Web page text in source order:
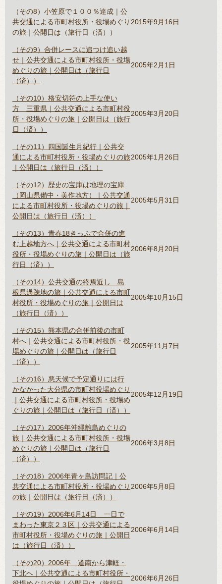
（その8）小笠原で１００％達成｜公
共交通による市町村役所・役場めぐり
の旅｜公開日は（旅行日（済））
2015年9月16日
（その9）合併レースに追つけ追い越
せ｜公共交通による市町村役所・役場
めぐりの旅｜公開日は（旅行日
（済））
2005年2月1日
（その10）格安切符の上手な使い
方 三重県｜公共交通による市町村役
所・役場めぐりの旅｜公開日は（旅行
日（済））
2005年3月20日
（その11）四国誕生月紀行｜公共交
通による市町村役所・役場めぐりの旅
｜公開日は（旅行日（済））
2005年1月26日
（その12）歴史の宝庫は地理の宝庫
（岡山県備中・美作地方）｜公共交通
による市町村役所・役場めぐりの旅｜
公開日は（旅行日（済））
2005年5月31日
（その13）青春18きっぷで合併の進
む上越地方へ｜公共交通による市町村
役所・役場めぐりの旅｜公開日は（旅
行日（済））
2006年8月20日
（その14）公共交通の終焉近し 島
根県過疎地の旅｜公共交通による市町
村役所・役場めぐりの旅｜公開日は
（旅行日（済））
2005年10月15日
（その15）熊本県の合併前後の市町
村へ｜公共交通による市町村役所・役
場めぐりの旅｜公開日は（旅行日
（済））
2005年11月7日
（その16）悪天候で予定通りには行
かなかった大分県の市町村役場めぐり
｜公共交通による市町村役所・役場め
ぐりの旅｜公開日は（旅行日（済））
2005年12月19日
（その17）2006年沖縄離島めぐりの
旅｜公共交通による市町村役所・役場
めぐりの旅｜公開日は（旅行日
（済））
2006年3月8日
（その18）2006年青ヶ島訪問記｜公
共交通による市町村役所・役場めぐり
の旅｜公開日は（旅行日（済））
2006年5月8日
（その19）2006年6月14日 一日で
まわった東京２３区｜公共交通による
市町村役所・役場めぐりの旅｜公開日
は（旅行日（済））
2006年6月14日
（その20）2006年 道南から津軽・
下北へ｜公共交通による市町村役所・
2006年6月26日